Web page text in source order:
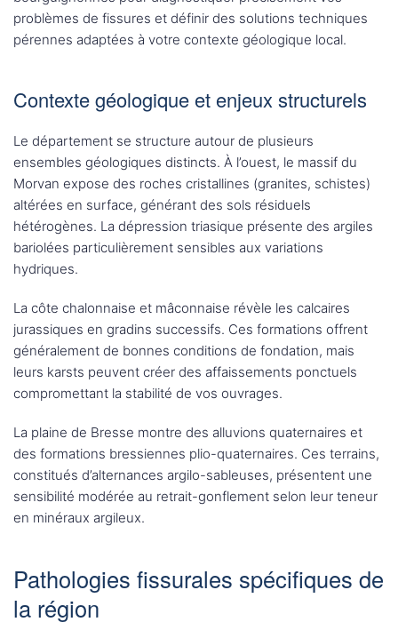
problèmes de fissures et définir des solutions techniques
pérennes adaptées à votre contexte géologique local.
Contexte géologique et enjeux structurels
Le département se structure autour de plusieurs
ensembles géologiques distincts. À l’ouest, le massif du
Morvan expose des roches cristallines (granites, schistes)
altérées en surface, générant des sols résiduels
hétérogènes. La dépression triasique présente des argiles
bariolées particulièrement sensibles aux variations
hydriques.
La côte chalonnaise et mâconnaise révèle les calcaires
jurassiques en gradins successifs. Ces formations offrent
généralement de bonnes conditions de fondation, mais
leurs karsts peuvent créer des affaissements ponctuels
compromettant la stabilité de vos ouvrages.
La plaine de Bresse montre des alluvions quaternaires et
des formations bressiennes plio-quaternaires. Ces terrains,
constitués d’alternances argilo-sableuses, présentent une
sensibilité modérée au retrait-gonflement selon leur teneur
en minéraux argileux.
Pathologies fissurales spécifiques de
la région